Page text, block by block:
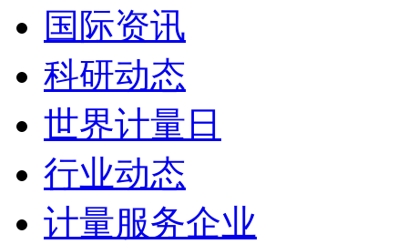
国际资讯
科研动态
世界计量日
行业动态
计量服务企业